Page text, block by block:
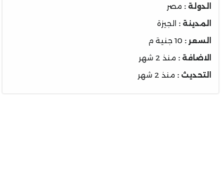
الدولة : مصر
المدينة : الجيزة
السعر : 10 جنية م
الاضافة : منذ 2 شهر
التحديث : منذ 2 شهر